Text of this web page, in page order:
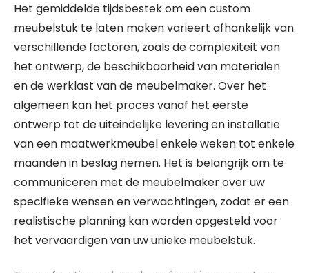
Het gemiddelde tijdsbestek om een custom
meubelstuk te laten maken varieert afhankelijk van
verschillende factoren, zoals de complexiteit van
het ontwerp, de beschikbaarheid van materialen
en de werklast van de meubelmaker. Over het
algemeen kan het proces vanaf het eerste
ontwerp tot de uiteindelijke levering en installatie
van een maatwerkmeubel enkele weken tot enkele
maanden in beslag nemen. Het is belangrijk om te
communiceren met de meubelmaker over uw
specifieke wensen en verwachtingen, zodat er een
realistische planning kan worden opgesteld voor
het vervaardigen van uw unieke meubelstuk.